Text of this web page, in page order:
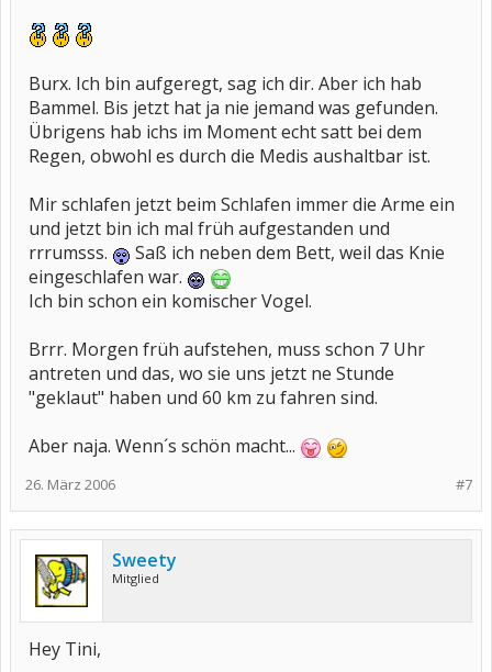
Burx. Ich bin aufgeregt, sag ich dir. Aber ich hab
Bammel. Bis jetzt hat ja nie jemand was gefunden.
Übrigens hab ichs im Moment echt satt bei dem
Regen, obwohl es durch die Medis aushaltbar ist.
Mir schlafen jetzt beim Schlafen immer die Arme ein
und jetzt bin ich mal früh aufgestanden und
rrrumsss.
Saß ich neben dem Bett, weil das Knie
eingeschlafen war.
Ich bin schon ein komischer Vogel.
Brrr. Morgen früh aufstehen, muss schon 7 Uhr
antreten und das, wo sie uns jetzt ne Stunde
"geklaut" haben und 60 km zu fahren sind.
Aber naja. Wenn´s schön macht...
#7
26. März 2006
Sweety
Mitglied
Hey Tini,